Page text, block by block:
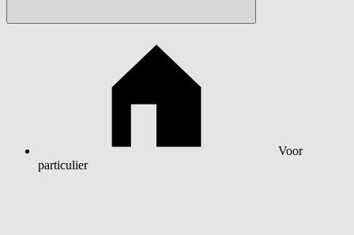
Voor
particulier